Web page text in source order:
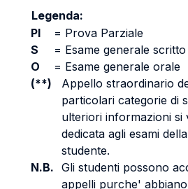
Legenda:
PI
= Prova Parziale
S
= Esame generale scritto
O
= Esame generale orale
(**)
Appello straordinario
particolari categorie di
ulteriori informazioni si
dedicata agli esami
studente.
N.B. Gli studenti possono
appelli purche'